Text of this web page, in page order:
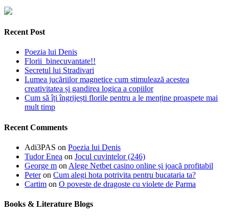
Recent Post
Poezia lui Denis
Florii binecuvantate!!
Secretul lui Stradivari
Lumea jucăriilor magnetice cum stimulează acestea
creativitatea și gandirea logica a copiilor
Cum să îți îngrijești florile pentru a le menține proaspete mai
mult timp
Recent Comments
Adi3PAS on Poezia lui Denis
Tudor Enea on Jocul cuvintelor (246)
George m on Alege Netbet casino online și joacă profitabil
Peteron Cum alegi hota potrivita pentru bucataria ta?
Cartim on O poveste de dragoste cu violete de Parma
Books & Literature Blogs